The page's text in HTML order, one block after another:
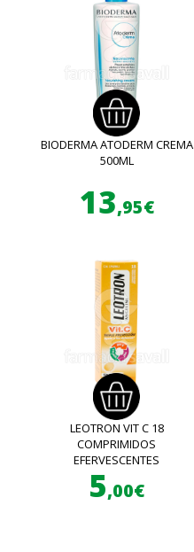
BIODERMA ATODERM CREMA
500ML
13,95€
LEOTRON VIT C 18
COMPRIMIDOS
EFERVESCENTES
5,00€